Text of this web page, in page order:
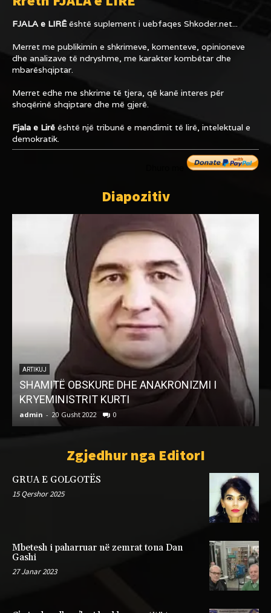
FJALA e LIRËështë suplement i uebfaqes Shkoder.net...
Merret me publikimin e shkrimeve, komenteve, opinioneve
dhe analizave të ndryshme, me karakter kombëtar dhe
mbarëshqiptar.
Merret edhe me shkrime të tjera, që kanë interes për
shoqërinë shqiptare dhe më gjerë.
Fjala e Lirë është një tribunë e mendimit të lirë, intelektual e
demokratik.
Diapozitiv
ARTIKUJ
SHAMITË OBSKURE DHE ANAKRONIZMI I
KRYEMINISTRIT KURTI
admin - 20 Gusht 2022 0
Zgjedhur nga EditorI
GRUA E GOLGOTËS
15 Qershor 2025
Mbetesh i paharruar në zemrat tona Dan
Gashi
27 Janar 2023